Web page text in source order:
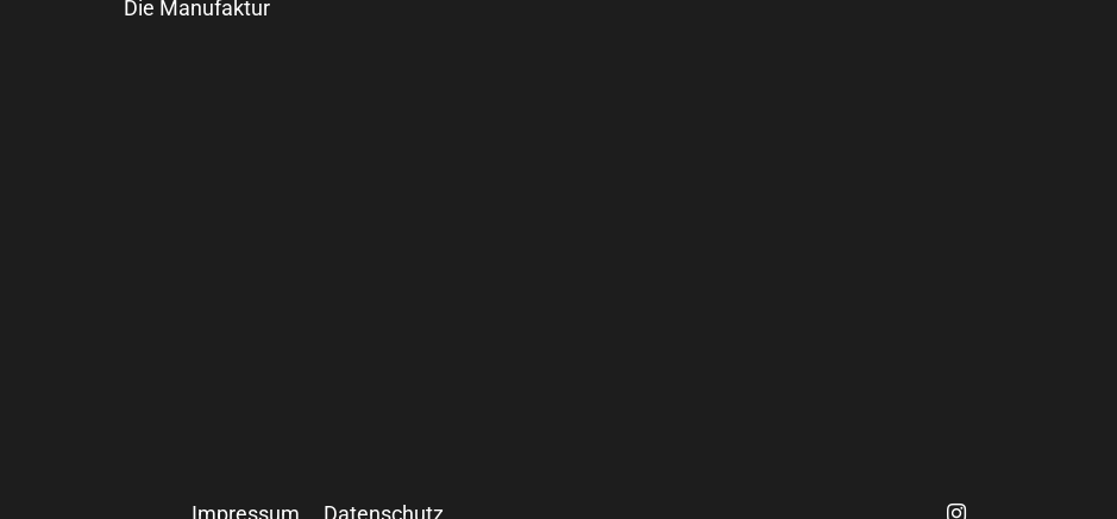
Die Manufaktur
Impressum Datenschutz